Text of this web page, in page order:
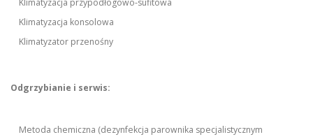
Klimatyzacja przypodłogowo-sufitowa
Klimatyzacja konsolowa
Klimatyzator przenośny
Odgrzybianie i serwis:
Metoda chemiczna (dezynfekcja parownika specjalistycznym